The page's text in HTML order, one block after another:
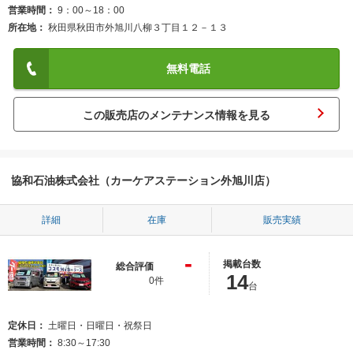
営業時間
9：00～18：00
所在地
秋田県秋田市外旭川八柳３丁目１２－１３
無料電話
この販売店のメンテナンス情報を見る
協和石油株式会社（カーケアステーション外旭川店）
詳細 在庫 販売実績
総合評価 -
0件
掲載台数
14台
定休日
土曜日・日曜日・祝祭日
営業時間
8:30～17:30